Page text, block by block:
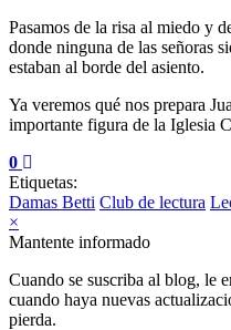
Pasamos de la risa al miedo y
donde ninguna de las señoras
estaban al borde del asiento.
Ya veremos qué nos prepara
importante figura de la Iglesia
0
Etiquetas:
Damas Betti Club de lectura
×
Mantente informado
Cuando se suscriba al blog, le
cuando haya nuevas
pierda.